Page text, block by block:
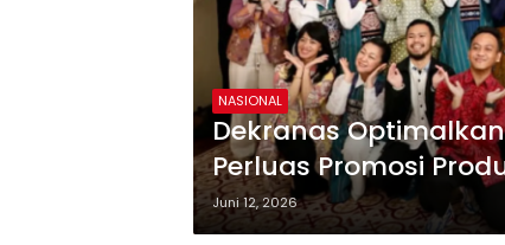
NASIONAL
Dekranas
Perluas Promosi
Juni 12, 2026